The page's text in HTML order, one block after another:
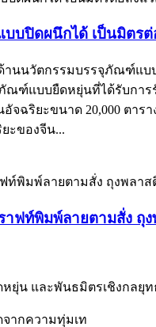
บปิดผนึกได้ เป็นมิตร
นนวัตกรรมบรรจุภัณฑ์แบ
ฑ์แบบยืดหยุ่นที่ได้รับการรั
จฉริยะขนาด 20,000 ตา
ะของจีน...
ฟท์พิมพ์ลายตามสั่ง ถุ
ยุ่น และพันธมิตรเชิงกลยุ
จากความทุ่มเท